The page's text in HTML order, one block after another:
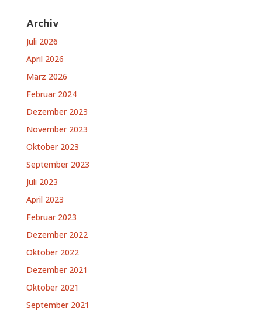
Archiv
Juli 2026
April 2026
März 2026
Februar 2024
Dezember 2023
November 2023
Oktober 2023
September 2023
Juli 2023
April 2023
Februar 2023
Dezember 2022
Oktober 2022
Dezember 2021
Oktober 2021
September 2021